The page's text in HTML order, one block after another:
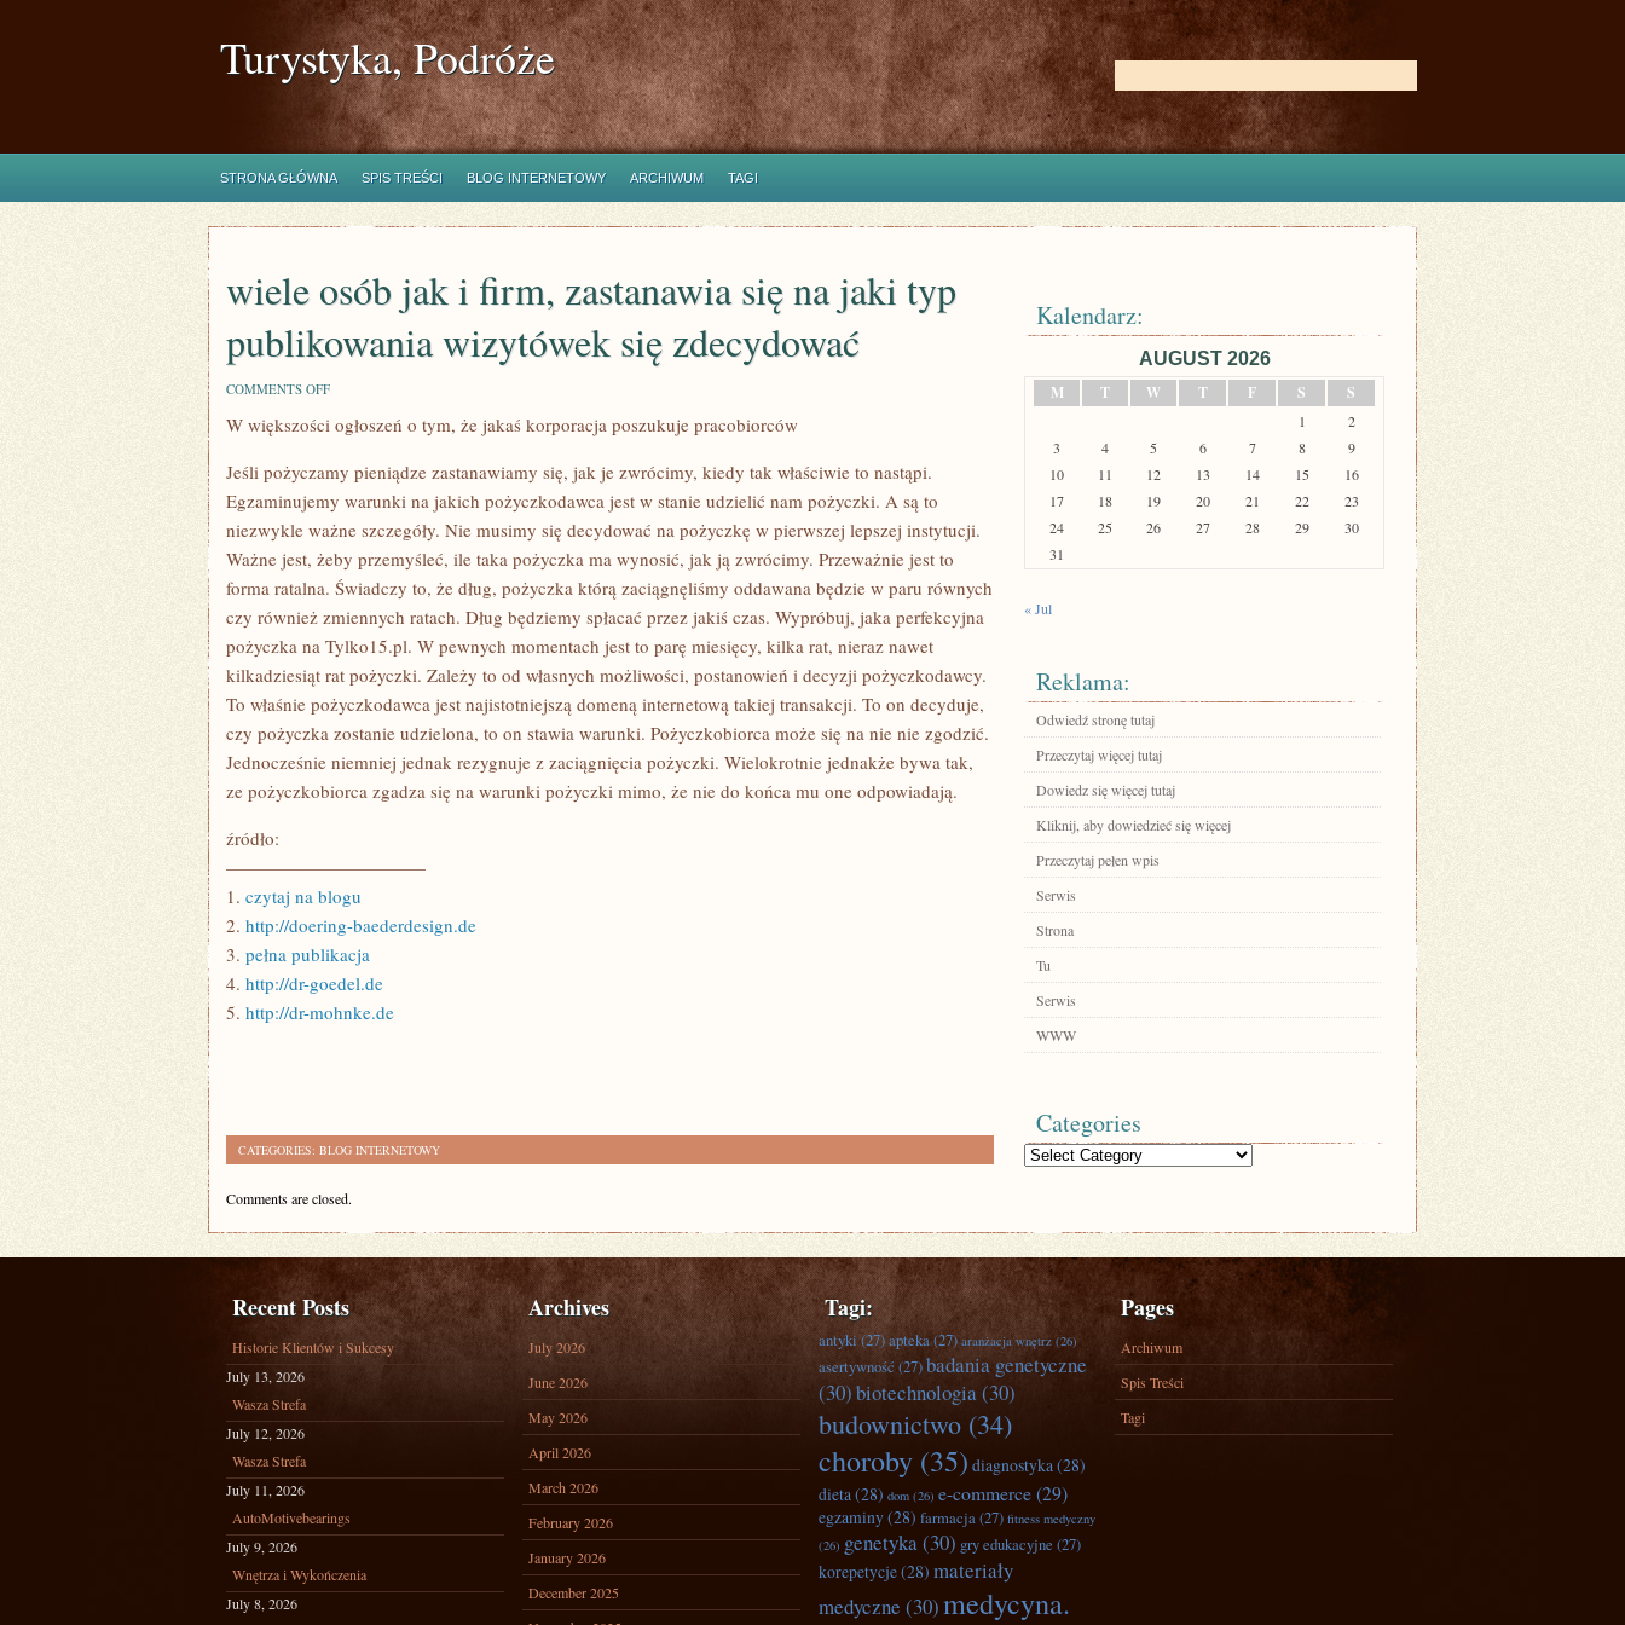
Turystyka, Podróże
STRONA GŁÓWNA SPIS TREŚCI BLOG INTERNETOWY ARCHIWUM TAGI
wiele osób jak i firm, zastanawia się na jaki typ
publikowania wizytówek się zdecydować
COMMENTS OFFON
OSÓB
FIRM,
ZASTANAWIA
SIĘ
NA
JAKI
TYP
PUBLIKOWANIA
WIZYTÓWEK
SIĘ
ZDECYDOWAĆ
W większości ogłoszeń o tym, że jakaś korporacja poszukuje pracobiorców
Jeśli pożyczamy pieniądze zastanawiamy się, jak je zwrócimy, kiedy tak właściwie to nastąpi.
Egzaminujemy warunki na jakich pożyczkodawca jest w stanie udzielić nam pożyczki. A są to
niezwykle ważne szczegóły. Nie musimy się decydować na pożyczkę w pierwszej lepszej instytucji.
Ważne jest, żeby przemyśleć, ile taka pożyczka ma wynosić, jak ją zwrócimy. Przeważnie jest to
forma ratalna. Świadczy to, że dług, pożyczka którą zaciągnęliśmy oddawana będzie w paru równych
czy również zmiennych ratach. Dług będziemy spłacać przez jakiś czas. Wypróbuj, jaka perfekcyjna
pożyczka na Tylko15.pl. W pewnych momentach jest to parę miesięcy, kilka rat, nieraz nawet
kilkadziesiąt rat pożyczki. Zależy to od własnych możliwości, postanowień i decyzji pożyczkodawcy.
To właśnie pożyczkodawca jest najistotniejszą domeną internetową takiej transakcji. To on decyduje,
czy pożyczka zostanie udzielona, to on stawia warunki. Pożyczkobiorca może się na nie nie zgodzić.
Jednocześnie niemniej jednak rezygnuje z zaciągnięcia pożyczki. Wielokrotnie jednakże bywa tak,
ze pożyczkobiorca zgadza się na warunki pożyczki mimo, że nie do końca mu one odpowiadają.
źródło:
———————————
1. czytaj na blogu
2. http://doering-baederdesign.de
3. pełna publikacja
4. http://dr-goedel.de
5. http://dr-mohnke.de
CATEGORIES: BLOG INTERNETOWY
Comments are closed.
Kalendarz:
AUGUST 2026
M
T W T F S S
1
2
3
4 5 6 7 8
9
10
11 12 13 14 15
16
17
18 19 20 21 22
23
24
25 26 27 28 29
30
31
« Jul
Reklama:
Odwiedź stronę tutaj
Przeczytaj więcej tutaj
Dowiedz się więcej tutaj
Kliknij, aby dowiedzieć się więcej
Przeczytaj pełen wpis
Serwis
Strona
Tu
Serwis
WWW
Categories
Categories
Recent Posts
Historie Klientów i Sukcesy
July 13, 2026
Wasza Strefa
July 12, 2026
Wasza Strefa
July 11, 2026
AutoMotivebearings
July 9, 2026
Wnętrza i Wykończenia
July 8, 2026
Archives
July 2026
June 2026
May 2026
April 2026
March 2026
February 2026
January 2026
December 2025
Tagi:
antyki(27)apteka(27) aranżacja wnętrz (26)
asertywność (27)badania genetyczne
(30)biotechnologia(30)
budownictwo (34)
choroby (35) diagnostyka(28)
dieta(28) dom (26) e-commerce(29)
egzaminy(28) farmacja(27) fitness medyczny
(26) genetyka(30) gry edukacyjne (27)
korepetycje(28) materiały
medyczne (30)medycyna.
Pages
Archiwum
Spis Treści
Tagi